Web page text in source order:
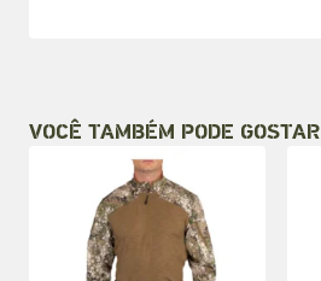
VOCÊ TAMBÉM PODE GOSTAR